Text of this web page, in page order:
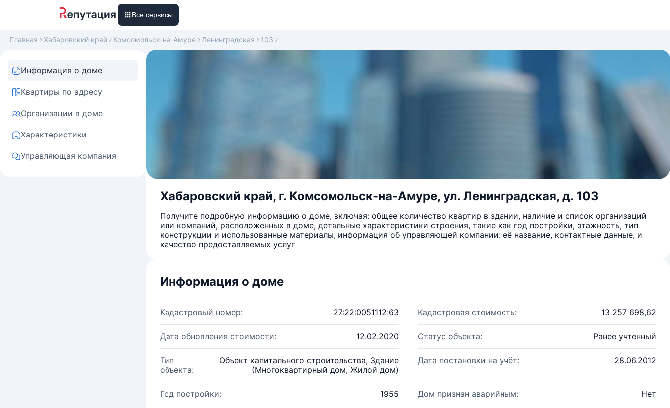
Все сервисы
Главная Хабаровский край Комсомольск-на-Амуре Ленинградская 103
Информация о доме
Квартиры по адресу
Организации в доме
Характеристики
Управляющая компания
Хабаровский край, г. Комсомольск-на-Амуре, ул. Ленинградская, д. 103
Получите подробную информацию о доме, включая: общее количество квартир в здании, наличие и список организаций
или компаний, расположенных в доме, детальные характеристики строения, такие как год постройки, этажность, тип
конструкции и использованные материалы, информация об управляющей компании: её название, контактные данные, и
качество предоставляемых услуг
Информация о доме
Кадастровый номер: 27:22:0051112:63 Кадастровая стоимость: 13 257 698,62
Дата обновления стоимости: 12.02.2020 Статус объекта: Ранее учтенный
Тип
объекта:
Объект капитального строительства, Здание
(Многоквартирный дом, Жилой дом)
Дата постановки на учёт: 28.06.2012
Год постройки: 1955 Дом признан аварийным: Нет